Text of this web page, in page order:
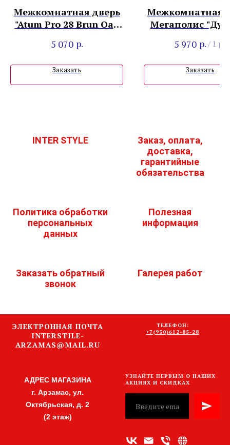
Межкомнатная дверь
"Atum Pro 28 Brun Oak
5 070 р.
Заказать
Межкомнатная
Мегаполис
5 970 р. / 1 pc
Заказать
INTER STYLE
Заказ, оплата,
доставка,
гарантийные
обязательства
Политика обработки
персональных
данных
Полезная
информация
Заказать обратный
звонок
Галерея работ
ЭЛЕКТРОННАЯ ПОЧТА
INTERSTILE-
ARZAMAS@MAIL.RU
ТЕЛЕФОН:
+7(950)612-85-28
АДРЕС МАГАЗИНА
г. Арзамас, ул.
Октябрьская, д. 2
(2 этаж)
УЗНАЙТЕ ПЕРВЫМ О НАШИХ
АКЦИЯХ И СКИДКАХ